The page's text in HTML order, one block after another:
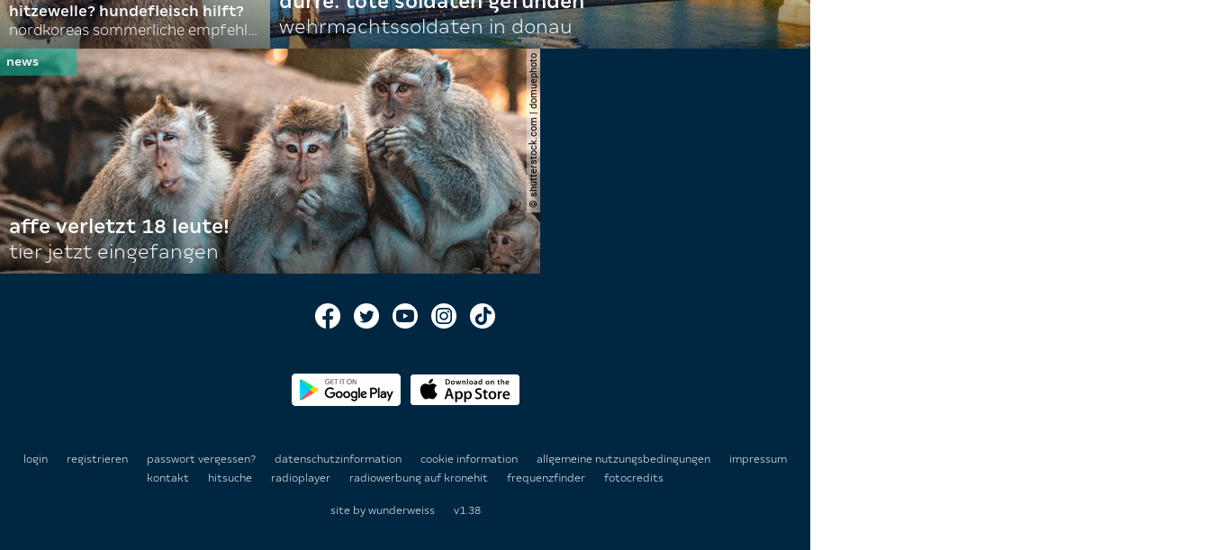
hitzewelle? hundefleisch hilft?
nordkoreas sommerliche empfehlungen
wehrmachtssoldaten in donau
© shutterstock.com | domuephoto
affe verletzt 18 leute!
tier jetzt eingefangen
login registrieren passwort vergessen? datenschutzinformation cookie information allgemeine nutzungsbedingungen
impressum
kontakt
hitsuche radioplayer radiowerbung auf kronehit frequenzfinder fotocredits
site by wunderweiss v1.38